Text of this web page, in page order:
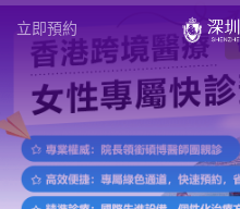
立即預約